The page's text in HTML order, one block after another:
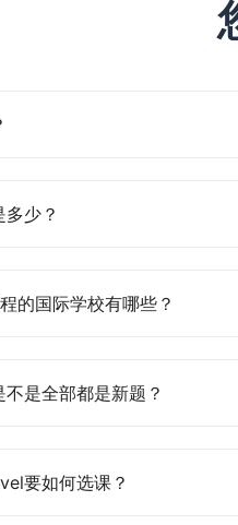
少？
的国际学校有哪些？
是全部都是新题？
要如何选课？